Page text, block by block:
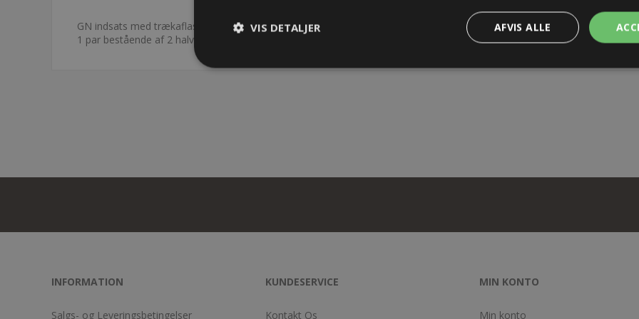
GN indsats med trækaflastning - NW17 G-profil
1 par bestående af 2 halve
INFORMATION
Salgs- og Leveringsbetingelser
KUNDESERVICE
Kontakt Os
MIN KONTO
Min konto
AFVIS ALLE
VIS DETALJER